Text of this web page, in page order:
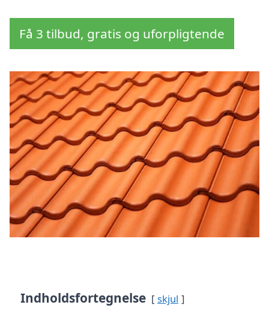
Få 3 tilbud, gratis og uforpligtende
Indholdsfortegnelse skjul